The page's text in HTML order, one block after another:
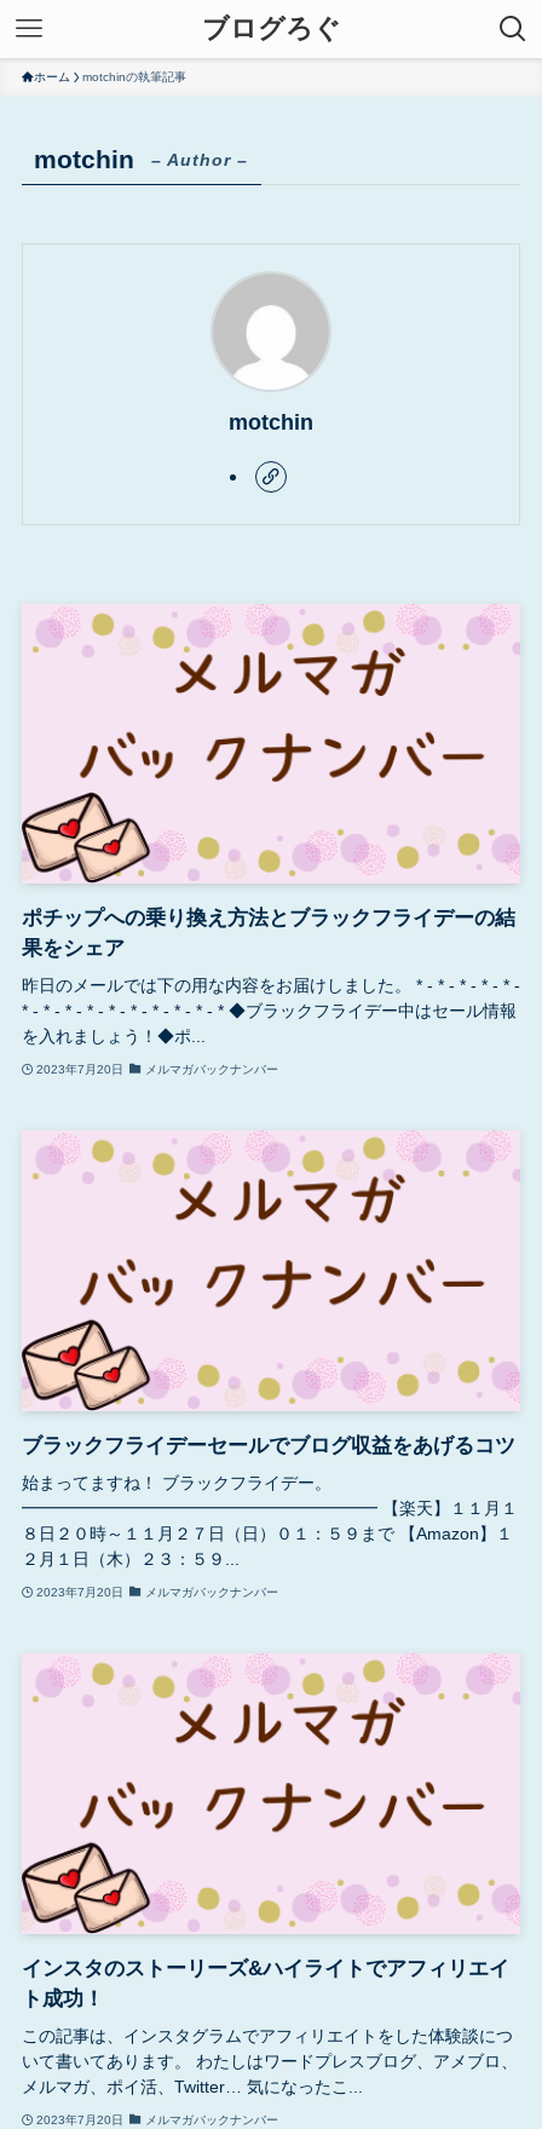
ブログろぐ
ホーム motchinの執筆記事
motchin – Author –
motchin
ポチップへの乗り換え方法とブラックフライデーの結
果をシェア
昨日のメールでは下の用な内容をお届けしました。 * - * - * - * - * -
* - * - * - * - * - * - * - * - * - * ◆ブラックフライデー中はセール情報
を入れましょう！◆ポ...
2023年7月20日 メルマガバックナンバー
ブラックフライデーセールでブログ収益をあげるコツ
始まってますね！ ブラックフライデー。
━━━━━━━━━━━━━━━━━━━━━ 【楽天】１１月１
８日２０時～１１月２７日（日）０１：５９まで 【Amazon】１
２月１日（木）２３：５９...
2023年7月20日 メルマガバックナンバー
インスタのストーリーズ&ハイライトでアフィリエイ
ト成功！
この記事は、インスタグラムでアフィリエイトをした体験談につ
いて書いてあります。 わたしはワードプレスブログ、アメブロ、
メルマガ、ポイ活、Twitter… 気になったこ...
2023年7月20日 メルマガバックナンバー